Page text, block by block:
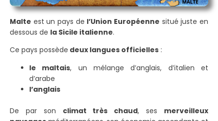
Malte est un pays de l’Union Européenne situé juste en
dessous de la Sicile italienne.
Ce pays possède deux langues officielles :
le maltais, un mélange d’anglais, d’italien et
d’arabe
l’anglais
De par son climat très chaud, ses merveilleux